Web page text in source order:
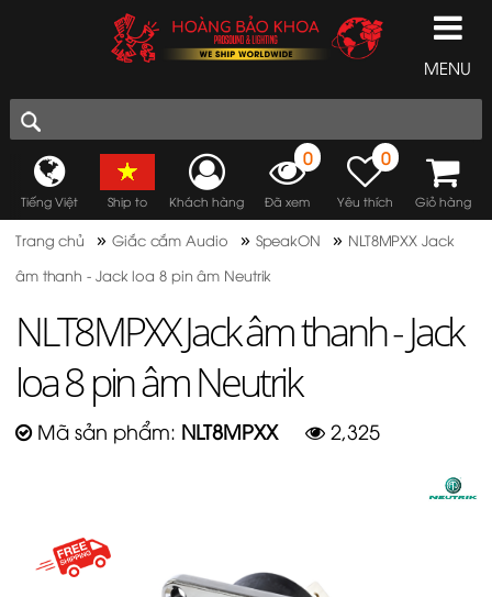
MENU
Tiếng Việt Ship to Khách hàng
0
Đã xem
0
Yêu thích Giỏ hàng
Trang chủ »Giắc cắm Audio » SpeakON » NLT8MPXX Jack
âm thanh - Jack loa 8 pin âm Neutrik
NLT8MPXX Jack âm thanh - Jack
loa 8 pin âm Neutrik
Mã sản phẩm: NLT8MPXX 2,325